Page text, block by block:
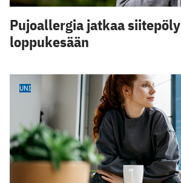
Pujoallergia jatkaa
loppukesään
UNI